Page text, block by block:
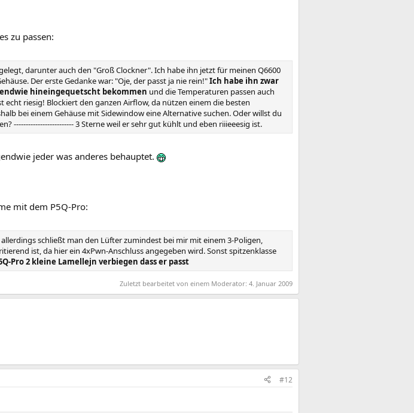
zu passen:
darunter auch den "Groß Clockner". Ich habe ihn jetzt für meinen Q6600
Der erste Gedanke war: "Oje, der passt ja nie rein!"Ich habe ihn zwar
hineingequetscht bekommen und die Temperaturen passen auch
riesig! Blockiert den ganzen Airflow, da nützen einem die besten
bei einem Gehäuse mit Sidewindow eine Alternative suchen. Oder willst du
------------------------- 3 Sterne weil er sehr gut kühlt und eben riiieeesig ist.
jeder was anderes behauptet.
mit dem P5Q-Pro:
schließt man den Lüfter zumindest bei mir mit einem 3-Poligen,
ist, da hier ein 4xPwn-Anschluss angegeben wird. Sonst spitzenklasse
Pro 2 kleine Lamellejn verbiegen dass er passt
Zuletzt bearbeitet von einem Moderator: 4. Januar 2009
#12